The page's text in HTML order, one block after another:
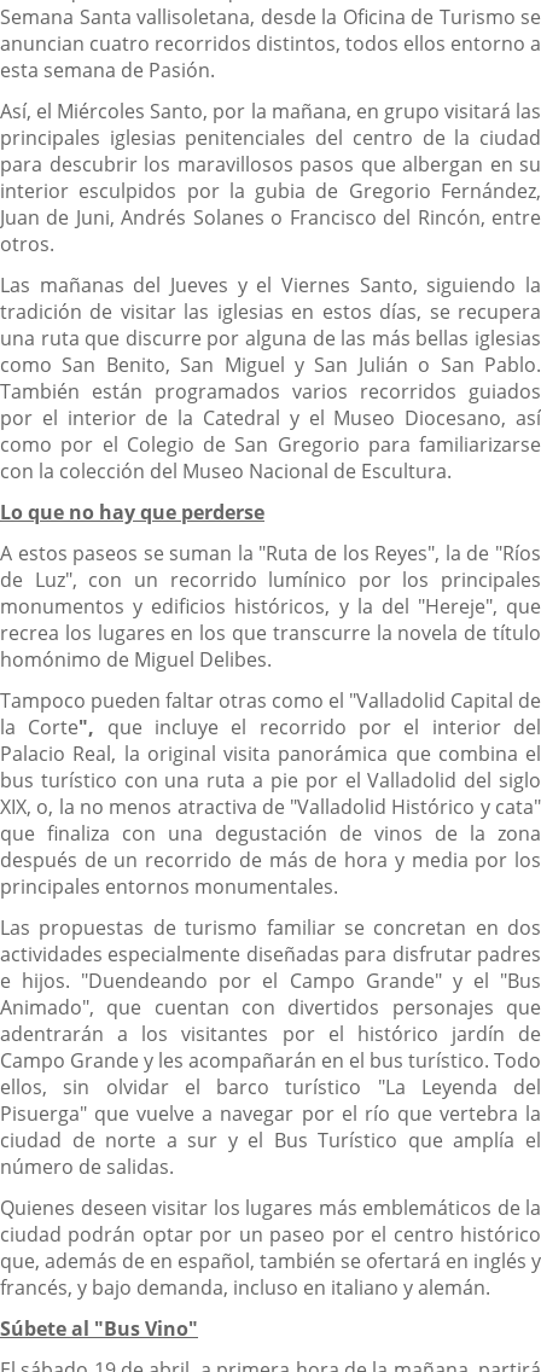
Semana Santa vallisoletana, desde la Oficina de Turismo se
anuncian cuatro recorridos distintos, todos ellos entorno a
esta semana de Pasión.
Así, el Miércoles Santo, por la mañana, en grupo visitará las
principales iglesias penitenciales del centro de la ciudad
para descubrir los maravillosos pasos que albergan en su
interior esculpidos por la gubia de Gregorio Fernández,
Juan de Juni, Andrés Solanes o Francisco del Rincón, entre
otros.
Las mañanas del Jueves y el Viernes Santo, siguiendo la
tradición de visitar las iglesias en estos días, se recupera
una ruta que discurre por alguna de las más bellas iglesias
como San Benito, San Miguel y San Julián o San Pablo.
También están programados varios recorridos guiados
por el interior de la Catedral y el Museo Diocesano, así
como por el Colegio de San Gregorio para familiarizarse
con la colección del Museo Nacional de Escultura.
Lo que no hay que perderse
A estos paseos se suman la "Ruta de los Reyes", la de "Ríos
de Luz", con un recorrido lumínico por los principales
monumentos y edificios históricos, y la del "Hereje", que
recrea los lugares en los que transcurre la novela de título
homónimo de Miguel Delibes.
Tampoco pueden faltar otras como el "Valladolid Capital de
la Corte", que incluye el recorrido por el interior del
Palacio Real, la original visita panorámica que combina el
bus turístico con una ruta a pie por el Valladolid del siglo
XIX, o, la no menos atractiva de "Valladolid Histórico y cata"
que finaliza con una degustación de vinos de la zona
después de un recorrido de más de hora y media por los
principales entornos monumentales.
Las propuestas de turismo familiar se concretan en dos
actividades especialmente diseñadas para disfrutar padres
e hijos. "Duendeando por el Campo Grande" y el "Bus
Animado", que cuentan con divertidos personajes que
adentrarán a los visitantes por el histórico jardín de
Campo Grande y les acompañarán en el bus turístico. Todo
ellos, sin olvidar el barco turístico "La Leyenda del
Pisuerga" que vuelve a navegar por el río que vertebra la
ciudad de norte a sur y el Bus Turístico que amplía el
número de salidas.
Quienes deseen visitar los lugares más emblemáticos de la
ciudad podrán optar por un paseo por el centro histórico
que, además de en español, también se ofertará en inglés y
francés, y bajo demanda, incluso en italiano y alemán.
Súbete al "Bus Vino"